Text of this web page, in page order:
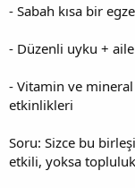
- Sabah kısa bir
- Düzenli uyku +
- Vitamin ve
etkinlikleri
Soru: Sizce bu
etkili, yoksa